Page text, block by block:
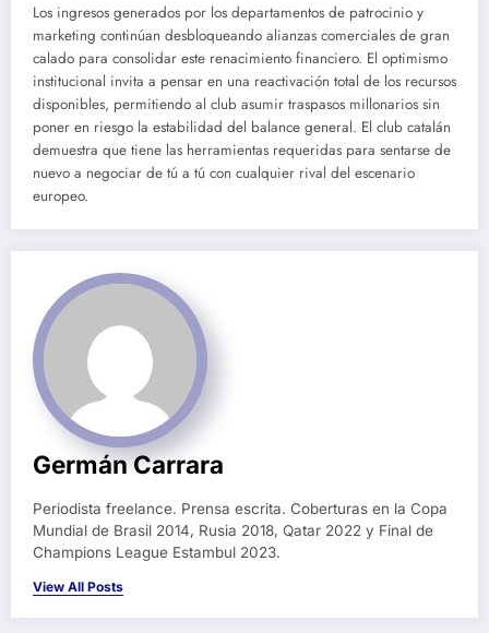
Los ingresos generados por los departamentos de patrocinio y
marketing continúan desbloqueando alianzas comerciales de gran
calado para consolidar este renacimiento financiero. El optimismo
institucional invita a pensar en una reactivación total de los recursos
disponibles, permitiendo al club asumir traspasos millonarios sin
poner en riesgo la estabilidad del balance general. El club catalán
demuestra que tiene las herramientas requeridas para sentarse de
nuevo a negociar de tú a tú con cualquier rival del escenario
europeo.
Germán Carrara
Periodista freelance. Prensa escrita. Coberturas en la Copa
Mundial de Brasil 2014, Rusia 2018, Qatar 2022 y Final de
Champions League Estambul 2023.
View All Posts